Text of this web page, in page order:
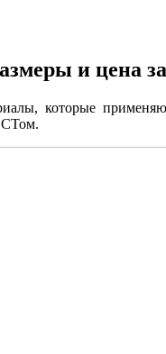
и цена
которые